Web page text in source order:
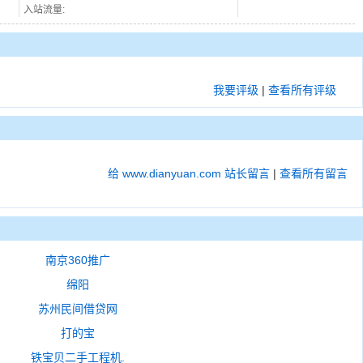
入站流量:
我要评级 | 查看所有评级
给 www.dianyuan.com 站长留言 | 查看所有留言
南京360推广
绵阳
苏州民间借贷网
打的宝
铁宝贝二手工程机.